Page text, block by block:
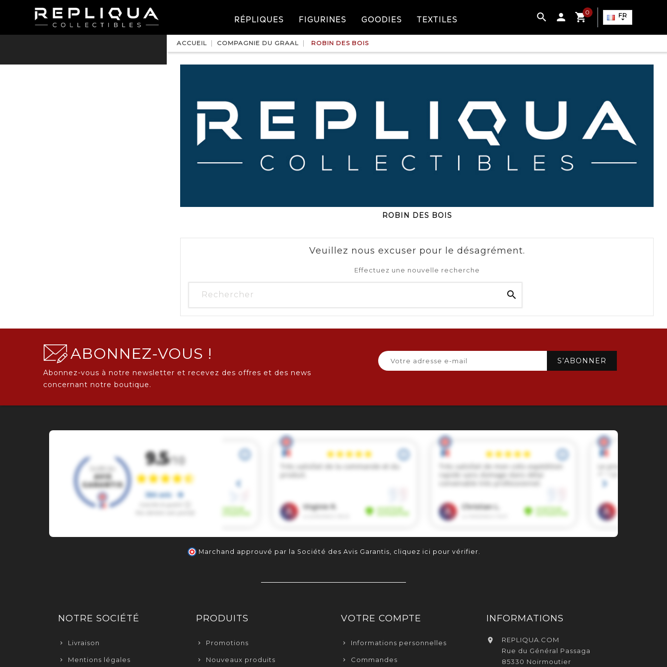
FR

0

RÉPLIQUES FIGURINES GOODIES TEXTILES
ACCUEIL COMPAGNIE DU GRAAL ROBIN DES BOIS
ROBIN DES BOIS
Veuillez nous excuser pour le désagrément.
Effectuez une nouvelle recherche

ABONNEZ-VOUS !
Abonnez-vous à notre newsletter et recevez des offres et des news
concernant notre boutique.
Marchand approuvé par la Société des Avis Garantis, cliquez ici pour vérifier
NOTRE SOCIÉTÉ
Livraison
Mentions légales
PRODUITS
Promotions
Nouveaux produits
VOTRE COMPTE
Informations personnelles
Commandes
INFORMATIONS

REPLIQUA.COM
Rue du Général Passaga
85330 Noirmoutier